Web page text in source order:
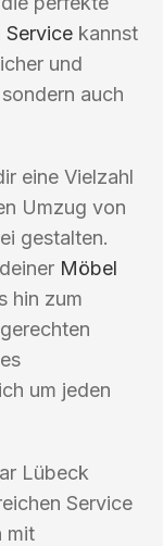
Service kannst
und
auch
eine Vielzahl
Umzug von
gestalten.
Möbel
hin zum
um jeden
Lübeck
Service
mit